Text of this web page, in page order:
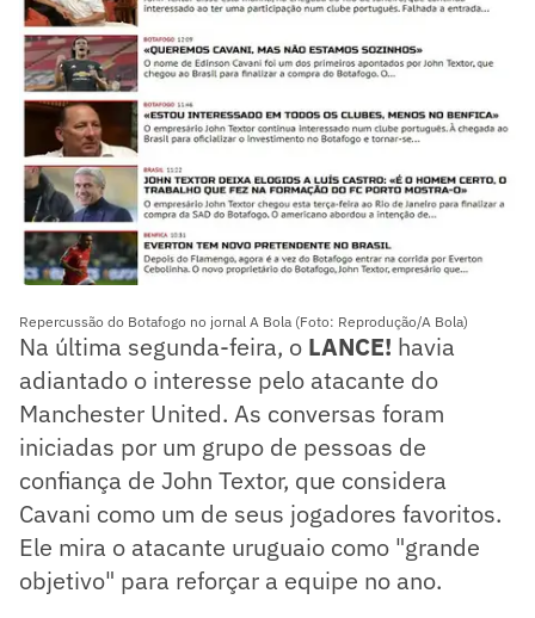
Repercussão do Botafogo no jornal A Bola (Foto: Reprodução/A Bola)
Na última segunda-feira, o LANCE! havia
adiantado o interesse pelo atacante do
Manchester United. As conversas foram
iniciadas por um grupo de pessoas de
confiança de John Textor, que considera
Cavani como um de seus jogadores favoritos.
Ele mira o atacante uruguaio como "grande
objetivo" para reforçar a equipe no ano.